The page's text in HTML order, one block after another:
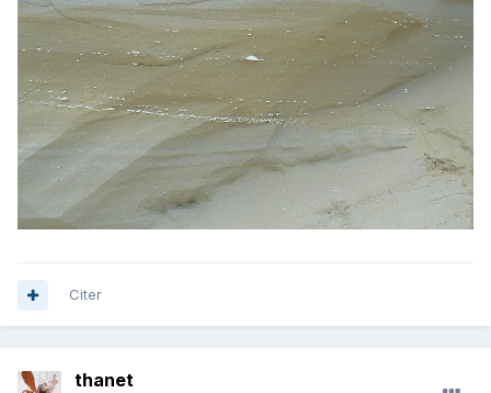
Citer
thanet